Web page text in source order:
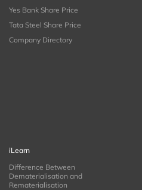
Yes Bank Share Price
Tata Steel Share Price
Company Directory
iLearn
Difference Between
Dematerialisation and
Rematerialisation